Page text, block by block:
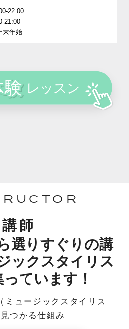
22:00
21:00
末年始
講師
選りすぐりの講
ックスタイリス
っています！
ミュージックスタイリス
見つかる仕組み